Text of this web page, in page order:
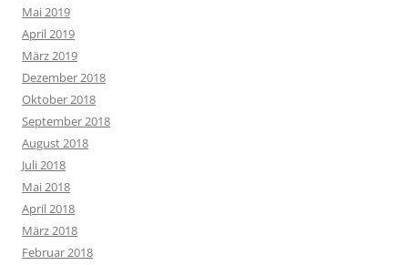
Mai 2019
April 2019
März 2019
Dezember 2018
Oktober 2018
September 2018
August 2018
Juli 2018
Mai 2018
April 2018
März 2018
Februar 2018